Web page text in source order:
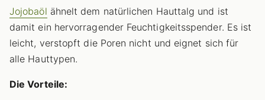
Jojobaöl ähnelt dem natürlichen Hauttalg und ist
damit ein hervorragender Feuchtigkeitsspender. Es ist
leicht, verstopft die Poren nicht und eignet sich für
alle Hauttypen.
Die Vorteile: